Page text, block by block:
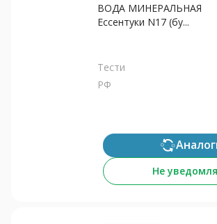
ВОДА МИНЕРАЛЬНАЯ
Ессентуки N17 (бу...
Тести
РФ
Не